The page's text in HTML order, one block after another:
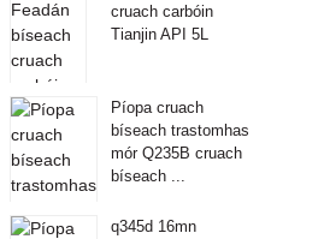
cruach carbóin
Tianjin API 5L
Píopa cruach
bíseach trastomhas
mór Q235B cruach
bíseach ...
q345d 16mn